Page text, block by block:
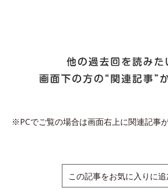
※PCでご覧の場合は画面右上に関連記事が
この記事をお気に入りに追